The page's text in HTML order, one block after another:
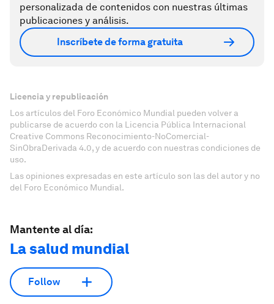
personalizada de contenidos con nuestras últimas
publicaciones y análisis.
Inscríbete de forma gratuita
Licencia y republicación
Los artículos del Foro Económico Mundial pueden volver a
publicarse de acuerdo con la Licencia Pública Internacional
Creative Commons Reconocimiento-NoComercial-
SinObraDerivada 4.0, y de acuerdo con nuestras condiciones de
uso.
Las opiniones expresadas en este artículo son las del autor y no
del Foro Económico Mundial.
Mantente al día:
La salud mundial
Follow